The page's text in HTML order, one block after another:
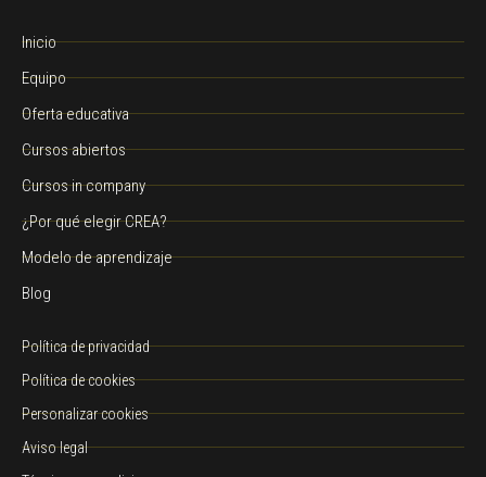
Inicio
Equipo
Oferta educativa
Cursos abiertos
Cursos in company
¿Por qué elegir CREA?
Modelo de aprendizaje
Blog
Política de privacidad
Política de cookies
Personalizar cookies
Aviso legal